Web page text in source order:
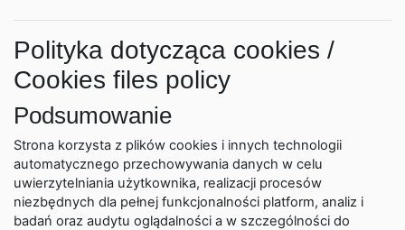
Polityka dotycząca cookies /
Cookies files policy
Podsumowanie
Strona korzysta z plików cookies i innych technologii
automatycznego przechowywania danych w celu
uwierzytelniania użytkownika, realizacji procesów
niezbędnych dla pełnej funkcjonalności platform, analiz i
badań oraz audytu oglądalności a w szczególności do